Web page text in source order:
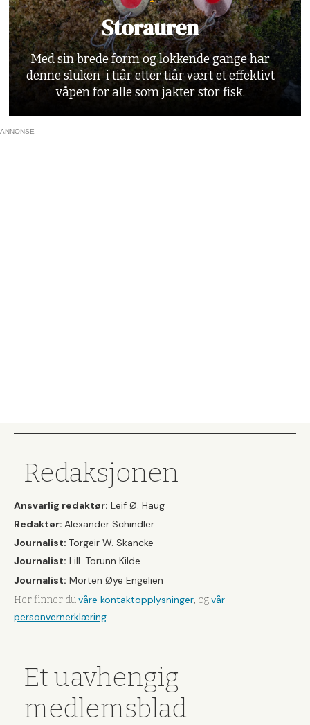
Storauren
Med sin brede form og lokkende gange har
denne sluken i tiår etter tiår vært et effektivt
våpen for alle som jakter stor fisk.
ANNONSE
Redaksjonen
Ansvarlig redaktør: Leif Ø. Haug
Redaktør: Alexander Schindler
Journalist: Torgeir W. Skancke
Journalist: Lill-Torunn Kilde
Journalist: Morten Øye Engelien
Her finner duvåre kontaktopplysninger, ogvår
personvernerklæring.
Et uavhengig
medlemsblad